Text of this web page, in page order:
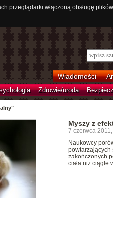
przeglądarki włączoną obsługę
Wiadomości
Zdrowie/uroda
Myszy z
7 czerwca 2011,
Naukowcy
powtarzających
zakończonych
ciała niż ciągle